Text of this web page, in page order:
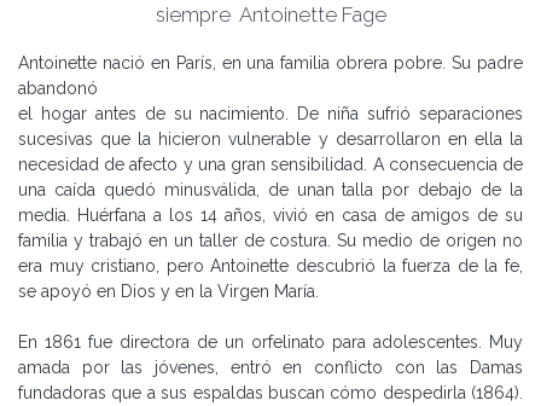
siempre Antoinette Fage
Antoinette nació en París, en una familia obrera pobre. Su padre
abandonó
el hogar antes de su nacimiento. De niña sufrió separaciones
sucesivas que la hicieron vulnerable y desarrollaron en ella la
necesidad de afecto y una gran sensibilidad. A consecuencia de
una caída quedó minusválida, de unan talla por debajo de la
media. Huérfana a los 14 años, vivió en casa de amigos de su
familia y trabajó en un taller de costura. Su medio de origen no
era muy cristiano, pero Antoinette descubrió la fuerza de la fe,
se apoyó en Dios y en la Virgen María.
En 1861 fue directora de un orfelinato para adolescentes. Muy
amada por las jóvenes, entró en conflicto con las Damas
fundadoras que a sus espaldas buscan cómo despedirla (1864).